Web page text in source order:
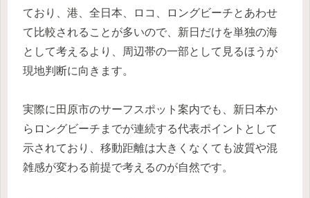
ており、港、全日本、ロコ、ロングビーチとあわせ
て比較されることが多いので、新日だけを単独の海
として考えるより、周辺帯の一部として見るほうが
現地判断に向きます。
実際に田原市のサーフスポット案内でも、新日本か
らロングビーチまでが連続する代表ポイントとして
示されており、移動距離は大きくなくても波質や混
雑感が変わる前提で考えるのが自然です。